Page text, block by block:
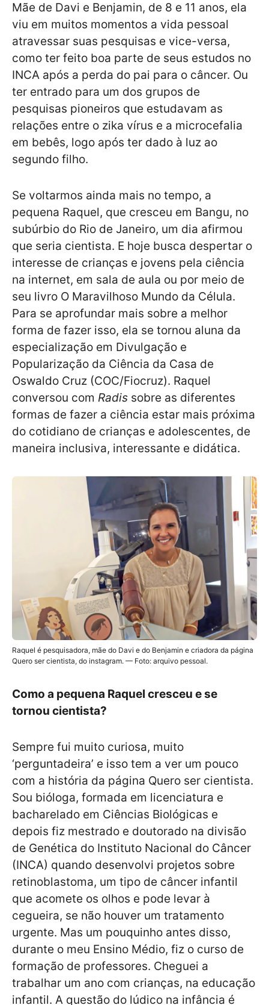
Mãe de Davi e Benjamin, de 8 e 11 anos, ela
viu em muitos momentos a vida pessoal
atravessar suas pesquisas e vice-versa,
como ter feito boa parte de seus estudos no
INCA após a perda do pai para o câncer. Ou
ter entrado para um dos grupos de
pesquisas pioneiros que estudavam as
relações entre o zika vírus e a microcefalia
em bebês, logo após ter dado à luz ao
segundo filho.
Se voltarmos ainda mais no tempo, a
pequena Raquel, que cresceu em Bangu, no
subúrbio do Rio de Janeiro, um dia afirmou
que seria cientista. E hoje busca despertar o
interesse de crianças e jovens pela ciência
na internet, em sala de aula ou por meio de
seu livro O Maravilhoso Mundo da Célula.
Para se aprofundar mais sobre a melhor
forma de fazer isso, ela se tornou aluna da
especialização em Divulgação e
Popularização da Ciência da Casa de
Oswaldo Cruz (COC/Fiocruz). Raquel
conversou com Radis sobre as diferentes
formas de fazer a ciência estar mais próxima
do cotidiano de crianças e adolescentes, de
maneira inclusiva, interessante e didática.
Raquel é pesquisadora, mãe do Davi e do Benjamin e criadora da página
Quero ser cientista, do instagram. — Foto: arquivo pessoal.
Como a pequena Raquel cresceu e se
tornou cientista?
Sempre fui muito curiosa, muito
‘perguntadeira’ e isso tem a ver um pouco
com a história da página Quero ser cientista.
Sou bióloga, formada em licenciatura e
bacharelado em Ciências Biológicas e
depois fiz mestrado e doutorado na divisão
de Genética do Instituto Nacional do Câncer
(INCA) quando desenvolvi projetos sobre
retinoblastoma, um tipo de câncer infantil
que acomete os olhos e pode levar à
cegueira, se não houver um tratamento
urgente. Mas um pouquinho antes disso,
durante o meu Ensino Médio, fiz o curso de
formação de professores. Cheguei a
trabalhar um ano com crianças, na educação
infantil. A questão do lúdico na infância é